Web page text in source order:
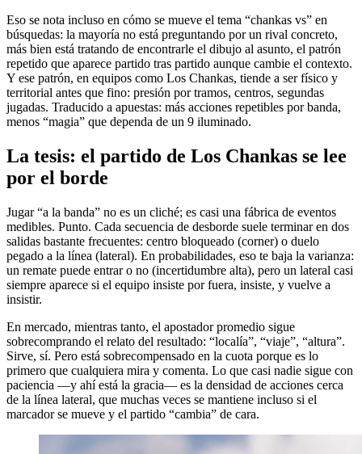
Eso se nota incluso en cómo se mueve el tema “chankas vs” en
búsquedas: la mayoría no está preguntando por un rival concreto,
más bien está tratando de encontrarle el dibujo al asunto, el patrón
repetido que aparece partido tras partido aunque cambie el contexto.
Y ese patrón, en equipos como Los Chankas, tiende a ser físico y
territorial antes que fino: presión por tramos, centros, segundas
jugadas. Traducido a apuestas: más acciones repetibles por banda,
menos “magia” que dependa de un 9 iluminado.
La tesis: el partido de Los Chankas se lee
por el borde
Jugar “a la banda” no es un cliché; es casi una fábrica de eventos
medibles. Punto. Cada secuencia de desborde suele terminar en dos
salidas bastante frecuentes: centro bloqueado (corner) o duelo
pegado a la línea (lateral). En probabilidades, eso te baja la varianza:
un remate puede entrar o no (incertidumbre alta), pero un lateral casi
siempre aparece si el equipo insiste por fuera, insiste, y vuelve a
insistir.
En mercado, mientras tanto, el apostador promedio sigue
sobrecomprando el relato del resultado: “localía”, “viaje”, “altura”.
Sirve, sí. Pero está sobrecompensado en la cuota porque es lo
primero que cualquiera mira y comenta. Lo que casi nadie sigue con
paciencia —y ahí está la gracia— es la densidad de acciones cerca
de la línea lateral, que muchas veces se mantiene incluso si el
marcador se mueve y el partido “cambia” de cara.